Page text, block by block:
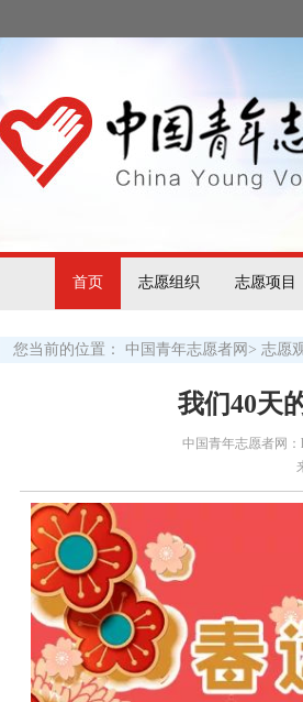
首页 志愿组织 志愿项目
您当前的位置： 中国青年志愿者网 > 志愿
我们40天
中国青年志愿者网：